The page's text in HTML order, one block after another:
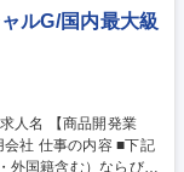
集職種 MF
OK★教育体制充実◎
ルG/国内最大級
■下記